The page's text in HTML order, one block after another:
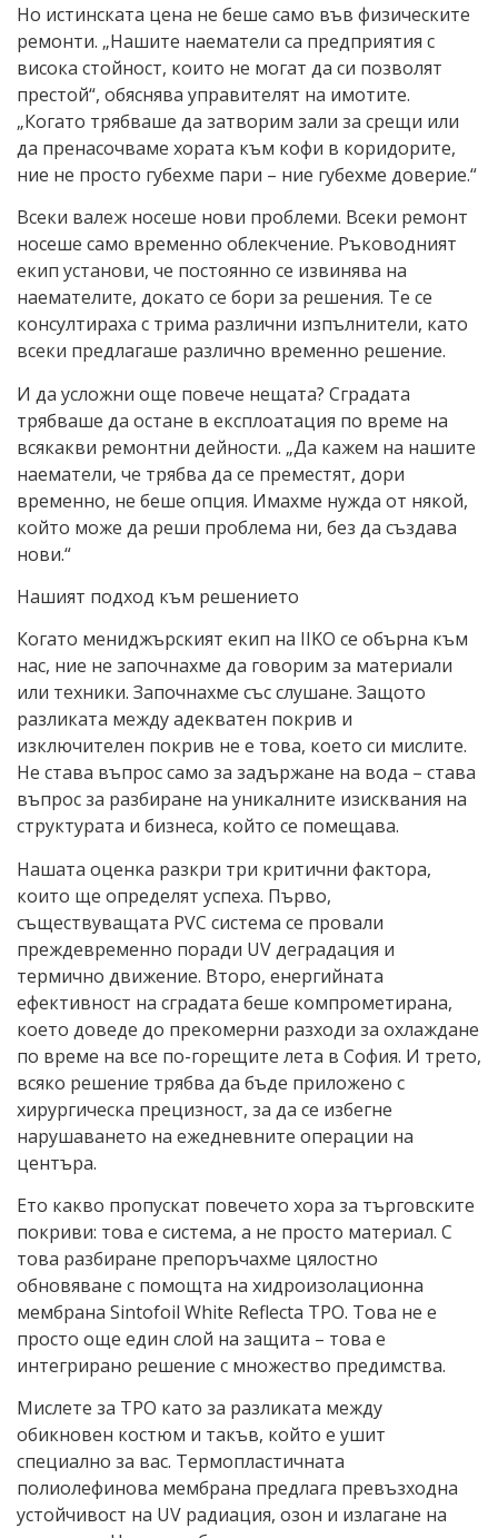
Но истинската цена не беше само във физическите
ремонти. „Нашите наематели са предприятия с
висока стойност, които не могат да си позволят
престой“, обяснява управителят на имотите.
„Когато трябваше да затворим зали за срещи или
да пренасочваме хората към кофи в коридорите,
ние не просто губехме пари – ние губехме доверие.“
Всеки валеж носеше нови проблеми. Всеки ремонт
носеше само временно облекчение. Ръководният
екип установи, че постоянно се извинява на
наемателите, докато се бори за решения. Те се
консултираха с трима различни изпълнители, като
всеки предлагаше различно временно решение.
И да усложни още повече нещата? Сградата
трябваше да остане в експлоатация по време на
всякакви ремонтни дейности. „Да кажем на нашите
наематели, че трябва да се преместят, дори
временно, не беше опция. Имахме нужда от някой,
който може да реши проблема ни, без да създава
нови.“
Нашият подход към решението
Когато мениджърският екип на IIKO се обърна към
нас, ние не започнахме да говорим за материали
или техники. Започнахме със слушане. Защото
разликата между адекватен покрив и
изключителен покрив не е това, което си мислите.
Не става въпрос само за задържане на вода – става
въпрос за разбиране на уникалните изисквания на
структурата и бизнеса, който се помещава.
Нашата оценка разкри три критични фактора,
които ще определят успеха. Първо,
съществуващата PVC система се провали
преждевременно поради UV деградация и
термично движение. Второ, енергийната
ефективност на сградата беше компрометирана,
което доведе до прекомерни разходи за охлаждане
по време на все по-горещите лета в София. И трето,
всяко решение трябва да бъде приложено с
хирургическа прецизност, за да се избегне
нарушаването на ежедневните операции на
центъра.
Ето какво пропускат повечето хора за търговските
покриви: това е система, а не просто материал. С
това разбиране препоръчахме цялостно
обновяване с помощта на хидроизолационна
мембрана Sintofoil White Reflecta TPO. Това не е
просто още един слой на защита – това е
интегрирано решение с множество предимства.
Мислете за TPO като за разликата между
обикновен костюм и такъв, който е ушит
специално за вас. Термопластичната
полиолефинова мембрана предлага превъзходна
устойчивост на UV радиация, озон и излагане на